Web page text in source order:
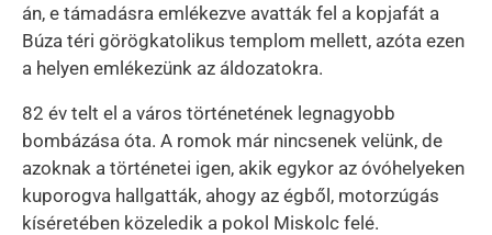
án, e támadásra emlékezve avatták fel a kopjafát a
Búza téri görögkatolikus templom mellett, azóta ezen
a helyen emlékezünk az áldozatokra.
82 év telt el a város történetének legnagyobb
bombázása óta. A romok már nincsenek velünk, de
azoknak a történetei igen, akik egykor az óvóhelyeken
kuporogva hallgatták, ahogy az égből, motorzúgás
kíséretében közeledik a pokol Miskolc felé.